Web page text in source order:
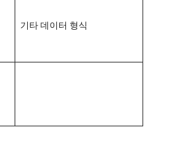
기타 데이터 형식